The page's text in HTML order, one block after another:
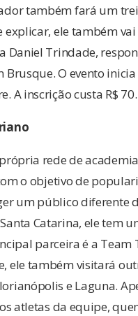
também fará um
explicar, ele também
Daniel Trindade,
Brusque. O evento inicia
A inscrição custa R$ 70.
rede de
o objetivo de
um público diferente
Catarina, ele tem
parceira é a Team
ele também visitará
e Laguna.
atletas da equipe,